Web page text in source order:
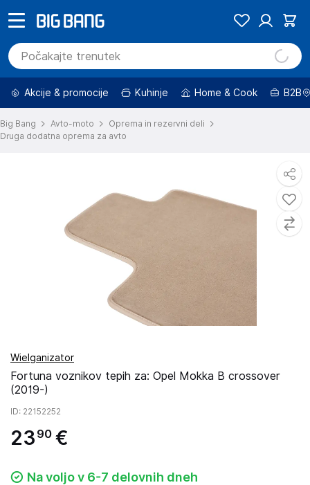
Akcije & promocije Kuhinje Home & Cook B2B
Big Bang Avto-moto
Oprema in rezervni deli
Druga dodatna oprema za avto
Wielganizator
Fortuna voznikov tepih za: Opel Mokka B crossover
(2019-)
ID: 22152252
23 90 €
Na voljo v 6-7 delovnih dneh